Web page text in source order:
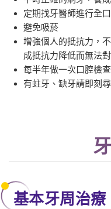
定期找牙醫師進行全
避免吸菸
增強個人的抵抗力，
成抵抗力降低而無法
每半年做一次口腔檢
有蛀牙、缺牙請即刻
基本牙周治療